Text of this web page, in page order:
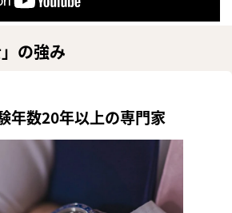
の強み
年数20年以上の専門家